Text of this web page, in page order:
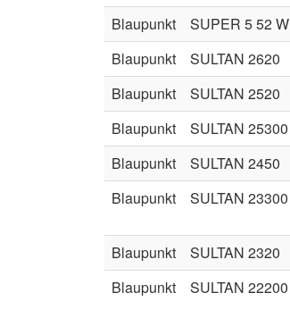
Blaupunkt
SUPER 5 52 W
Blaupunkt
SULTAN 2620
Blaupunkt
SULTAN 2520
Blaupunkt
SULTAN 25300
Blaupunkt
SULTAN 2450
Blaupunkt
SULTAN 23300
Blaupunkt SULTAN 2320
Blaupunkt
SULTAN 22200